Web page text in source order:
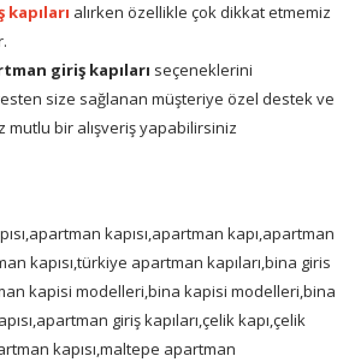
alırken özellikle çok dikkat etmemiz
giriş kapıları seçeneklerini
size sağlanan müşteriye özel destek ve
bir alışveriş yapabilirsiniz
kapısı,apartman kapı,apartman
kapısı,türkiye apartman kapıları,bina giris
kapisi modelleri,bina kapisi modelleri,bina
giriş kapıları,çelik kapı,çelik
kapısı,maltepe apartman